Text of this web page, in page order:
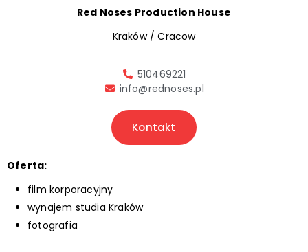
Red Noses Production House
Kraków / Cracow
510469221
info@rednoses.pl
Kontakt
Oferta:
film korporacyjny
wynajem studia Kraków
fotografia